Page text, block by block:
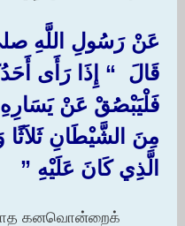
عَنْ رَسُولِ اللَّهِ
قَالَ ‏ “‏ إِذَا رَأَى
فَلْيَبْصُقْ عَنْ يَسَارِهِ
مِنَ الشَّيْطَانِ
الَّذِي كَانَ عَلَيْهِ ‏”‏
கனவொன்றைக்